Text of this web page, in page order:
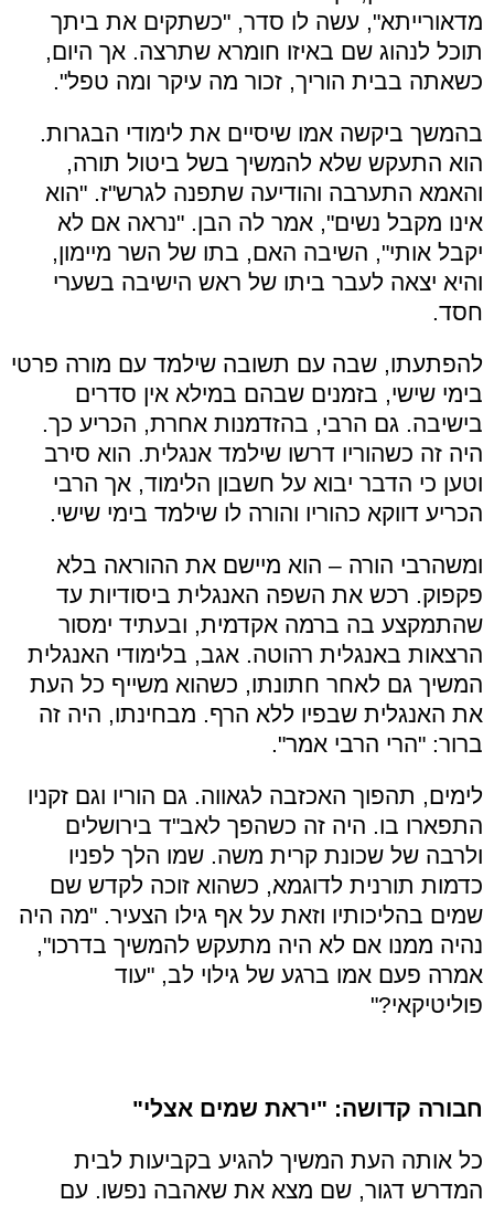
מדאורייתא", עשה לו סדר, "כשתקים את ביתך
תוכל לנהוג שם באיזו חומרא שתרצה. אך היום,
כשאתה בבית הוריך, זכור מה עיקר ומה טפל".
בהמשך ביקשה אמו שיסיים את לימודי הבגרות.
הוא התעקש שלא להמשיך בשל ביטול תורה,
והאמא התערבה והודיעה שתפנה לגרש"ז. "הוא
אינו מקבל נשים", אמר לה הבן. "נראה אם לא
יקבל אותי", השיבה האם, בתו של השר מיימון,
והיא יצאה לעבר ביתו של ראש הישיבה בשערי
חסד.
להפתעתו, שבה עם תשובה שילמד עם מורה פרטי
בימי שישי, בזמנים שבהם במילא אין סדרים
בישיבה. גם הרבי, בהזדמנות אחרת, הכריע כך.
היה זה כשהוריו דרשו שילמד אנגלית. הוא סירב
וטען כי הדבר יבוא על חשבון הלימוד, אך הרבי
הכריע דווקא כהוריו והורה לו שילמד בימי שישי.
ומשהרבי הורה – הוא מיישם את ההוראה בלא
פקפוק. רכש את השפה האנגלית ביסודיות עד
שהתמקצע בה ברמה אקדמית, ובעתיד ימסור
הרצאות באנגלית רהוטה. אגב, בלימודי האנגלית
המשיך גם לאחר חתונתו, כשהוא משייף כל העת
את האנגלית שבפיו ללא הרף. מבחינתו, היה זה
ברור: "הרי הרבי אמר".
לימים, תהפוך האכזבה לגאווה. גם הוריו וגם זקניו
התפארו בו. היה זה כשהפך לאב"ד בירושלים
ולרבה של שכונת קרית משה. שמו הלך לפניו
כדמות תורנית לדוגמא, כשהוא זוכה לקדש שם
שמים בהליכותיו וזאת על אף גילו הצעיר. "מה היה
נהיה ממנו אם לא היה מתעקש להמשיך בדרכו",
אמרה פעם אמו ברגע של גילוי לב, "עוד
פוליטיקאי?"
חבורה קדושה: "יראת שמים אצלי"
כל אותה העת המשיך להגיע בקביעות לבית
המדרש דגור, שם מצא את שאהבה נפשו. עם